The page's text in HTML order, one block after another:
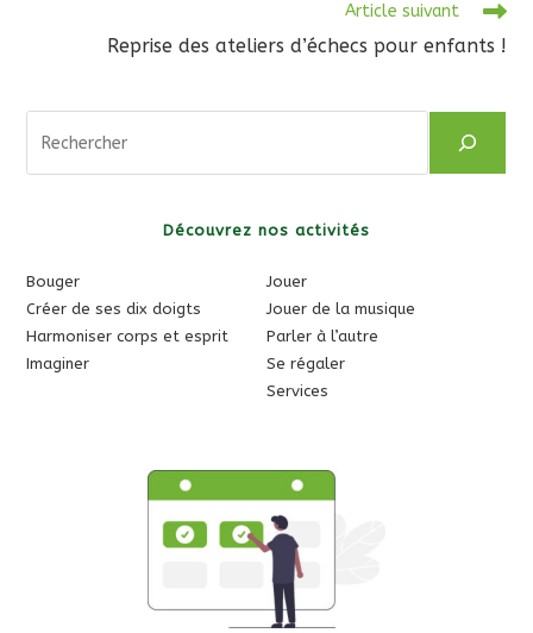
Article suivant
Reprise des ateliers d’échecs pour enfants !
Découvrez nos activités
Bouger
Créer de ses dix doigts
Harmoniser corps et esprit
Imaginer
Jouer
Jouer de la musique
Parler à l’autre
Se régaler
Services